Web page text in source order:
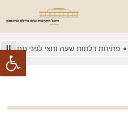
פתחפתיחת דלתות שעה וחצי לפני תחילת